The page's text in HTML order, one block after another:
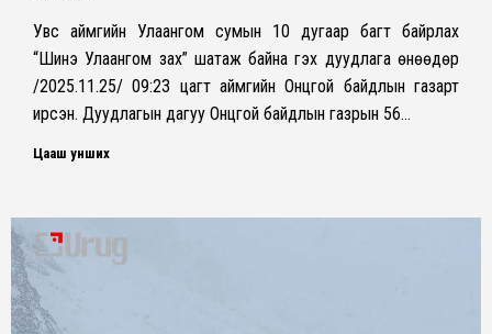
Увс аймгийн Улаангом сумын 10 дугаар багт байрлах
“Шинэ Улаангом зах” шатаж байна гэх дуудлага өнөөдөр
/2025.11.25/ 09:23 цагт аймгийн Онцгой байдлын газарт
ирсэн. Дуудлагын дагуу Онцгой байдлын газрын 56…
Цааш унших